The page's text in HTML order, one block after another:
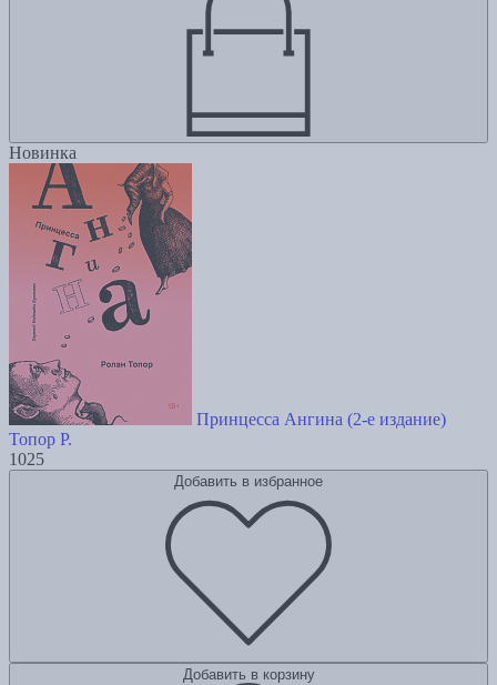
Новинка
Принцесса Ангина (2-е издание)
Топор Р.
1025
Добавить в избранное
Добавить в корзину